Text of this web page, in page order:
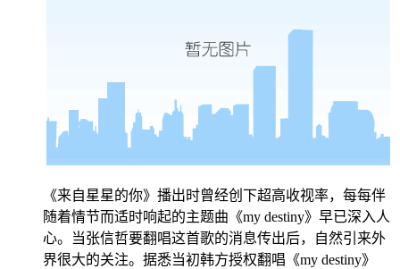
《来自星星的你》播出时曾经创下超高收视率，每每伴
随着情节而适时响起的主题曲《my destiny》早已深入人
心。当张信哲要翻唱这首歌的消息传出后，自然引来外
界很大的关注。据悉当初韩方授权翻唱《my destiny》